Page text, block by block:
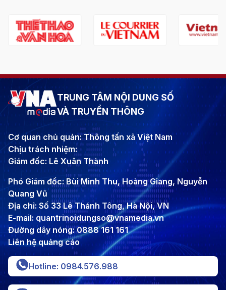
TRUNG TÂM NỘI DUNG SỐ
VÀ TRUYỀN THÔNG
Cơ quan chủ quản: Thông tấn xã Việt Nam
Chịu trách nhiệm:
Giám đốc: Lê Xuân Thành
Phó Giám đốc: Bùi Minh Thu, Hoàng Giang, Nguyễn
Quang Vũ
Địa chỉ: Số 33 Lê Thánh Tông, Hà Nội, VN
E-mail: quantrinoidungso@vnamedia.vn
Đường dây nóng: 0888 161 161
Liên hệ quảng cáo
Hotline: 0984.576.988